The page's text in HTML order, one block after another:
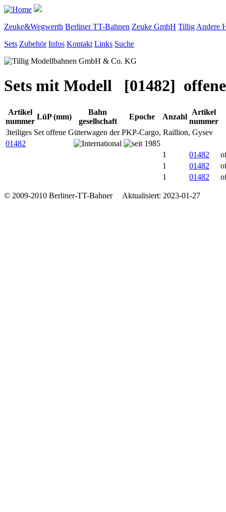
Zeuke&Wegwerth Berliner TT-Bahnen Zeuke GmbH Tillig Andere
Sets Zubehör Infos Kontakt Links Suche
Sets mit Modell [01482]
Artikel
nummer
LüP (mm)
Bahn
gesellschaft
Epoche Anzahl
Artikel
nummer
3teiliges Set offene Güterwagen der PKP-Cargo, Raillion, Gysev
01482
1
01482
1
01482
1
01482
© 2009-2010 Berliner-TT-Bahner Aktualisiert: 2023-01-27